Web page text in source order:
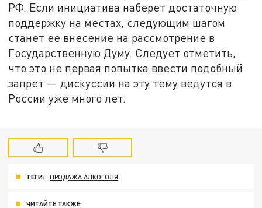
РФ. Если инициатива наберет достаточную
поддержку на местах, следующим шагом
станет ее внесение на рассмотрение в
Государственную Думу. Следует отметить,
что это не первая попытка ввести подобный
запрет — дискуссии на эту тему ведутся в
России уже много лет.
ТЕГИ: ПРОДАЖА АЛКОГОЛЯ
ЧИТАЙТЕ ТАКЖЕ: